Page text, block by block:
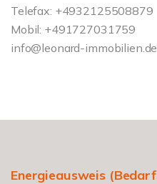
Telefax: +4932125508879
Mobil: +491727031759
info@leonard-immobilien.de
Energieausweis